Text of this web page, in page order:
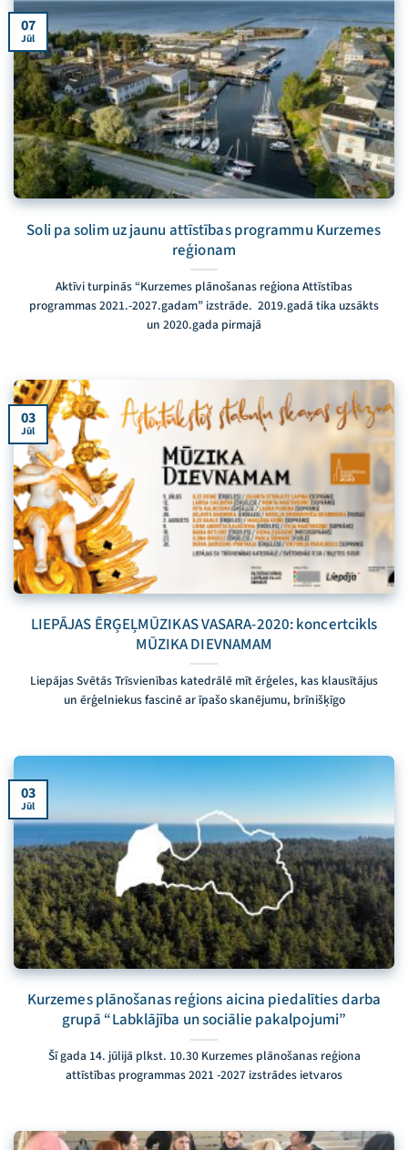
Soli pa solim uz jaunu attīstības programmu Kurzemes
reģionam
Aktīvi turpinās “Kurzemes plānošanas reģiona Attīstības
programmas 2021.-2027.gadam” izstrāde. 2019.gadā tika uzsākts
un 2020.gada pirmajā
07
Jūl
LIEPĀJAS ĒRĢEĻMŪZIKAS VASARA-2020: koncertcikls
MŪZIKA DIEVNAMAM
Liepājas Svētās Trīsvienības katedrālē mīt ērģeles, kas klausītājus
un ērģelniekus fascinē ar īpašo skanējumu, brīnišķīgo
03
Jūl
Kurzemes plānošanas reģions aicina piedalīties darba
grupā “Labklājība un sociālie pakalpojumi”
Šī gada 14. jūlijā plkst. 10.30 Kurzemes plānošanas reģiona
attīstības programmas 2021 -2027 izstrādes ietvaros
03
Jūl